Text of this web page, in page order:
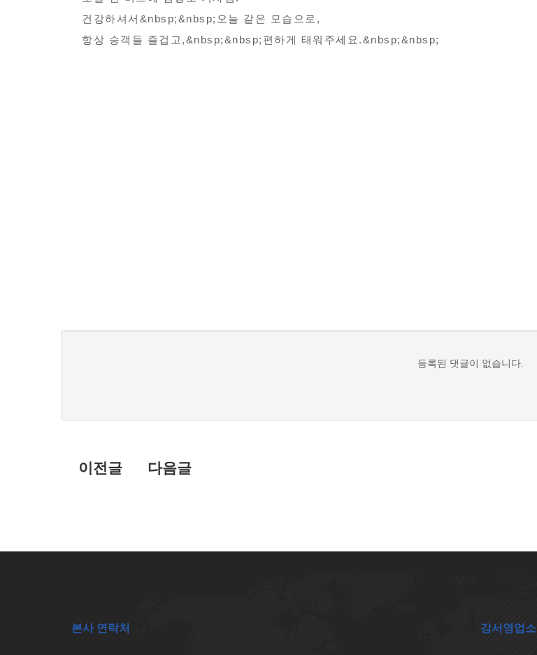
건강하셔서&nbsp;&nbsp;오늘 같은 모습으로,
항상 승객들 즐겁고,&nbsp;&nbsp;편하게 태워주세요.&nbsp;&nbsp;
등록된 댓글이 없습니다.
이전글 다음글
본사 연락처 강서영업소